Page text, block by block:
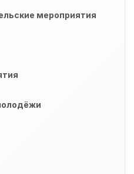
мероприятия